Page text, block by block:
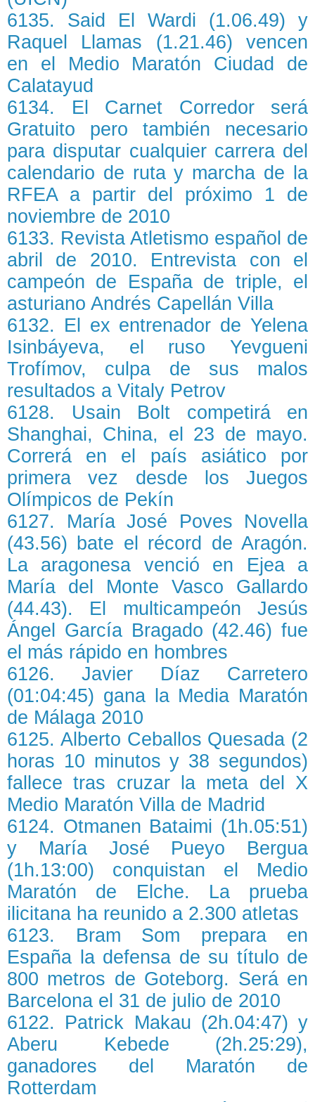
6135. Said El Wardi (1.06.49) y
Raquel Llamas (1.21.46) vencen
en el Medio Maratón Ciudad de
Calatayud
6134. El Carnet Corredor será
Gratuito pero también necesario
para disputar cualquier carrera del
calendario de ruta y marcha de la
RFEA a partir del próximo 1 de
noviembre de 2010
6133. Revista Atletismo español de
abril de 2010. Entrevista con el
campeón de España de triple, el
asturiano Andrés Capellán Villa
6132. El ex entrenador de Yelena
Isinbáyeva, el ruso Yevgueni
Trofímov, culpa de sus malos
resultados a Vitaly Petrov
6128. Usain Bolt competirá en
Shanghai, China, el 23 de mayo.
Correrá en el país asiático por
primera vez desde los Juegos
Olímpicos de Pekín
6127. María José Poves Novella
(43.56) bate el récord de Aragón.
La aragonesa venció en Ejea a
María del Monte Vasco Gallardo
(44.43). El multicampeón Jesús
Ángel García Bragado (42.46) fue
el más rápido en hombres
6126. Javier Díaz Carretero
(01:04:45) gana la Media Maratón
de Málaga 2010
6125. Alberto Ceballos Quesada (2
horas 10 minutos y 38 segundos)
fallece tras cruzar la meta del X
Medio Maratón Villa de Madrid
6124. Otmanen Bataimi (1h.05:51)
y María José Pueyo Bergua
(1h.13:00) conquistan el Medio
Maratón de Elche. La prueba
ilicitana ha reunido a 2.300 atletas
6123. Bram Som prepara en
España la defensa de su título de
800 metros de Goteborg. Será en
Barcelona el 31 de julio de 2010
6122. Patrick Makau (2h.04:47) y
Aberu Kebede (2h.25:29),
ganadores del Maratón de
Rotterdam